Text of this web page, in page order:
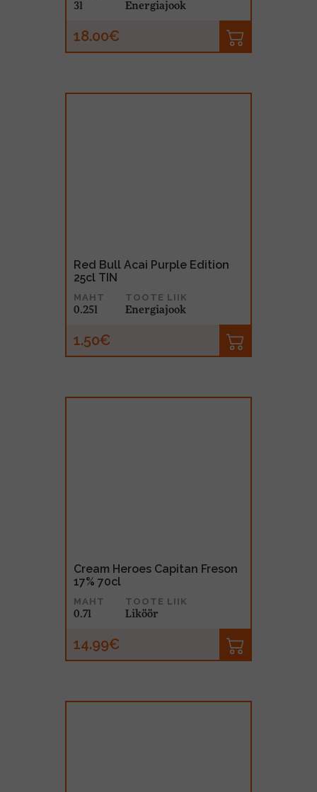
3l
Energiajook
18.00€
Red Bull Acai Purple Edition
25cl TIN
MAHT
0.25l
TOOTE LIIK
Energiajook
1.50€
Cream Heroes Capitan Freson
17% 70cl
MAHT
0.7l
TOOTE LIIK
Liköör
14.99€